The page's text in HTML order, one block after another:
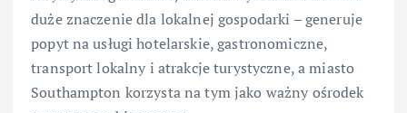
duże znaczenie dla lokalnej gospodarki – generuje
popyt na usługi hotelarskie, gastronomiczne,
transport lokalny i atrakcje turystyczne, a miasto
Southampton korzysta na tym jako ważny ośrodek